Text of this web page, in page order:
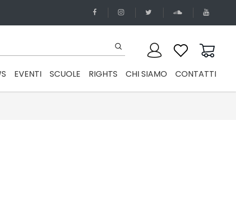
EVENTI SCUOLE RIGHTS CHI SIAMO CONTATTI